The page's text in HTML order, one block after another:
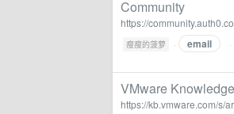
Community
https://
瘦瘦的菠萝 · email
VMware
https://kb.vmware.com/s/